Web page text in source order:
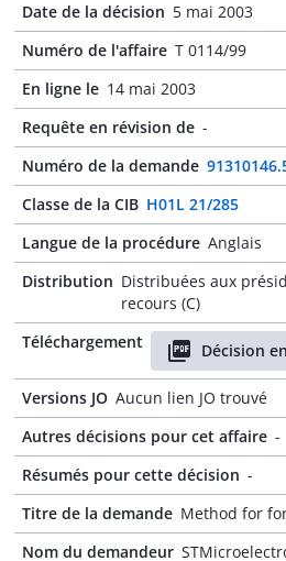
Date de la décision 5 mai 2003
Numéro de l'affaire T 0114/99
En ligne le 14 mai 2003
Requête en révision de -
Numéro de la demande
Classe de la CIB H01L 21/285
Langue de la procédure Anglais
Distribution Distribuées aux
recours (C)
Téléchargement
Décision
Versions JO Aucun lien JO trouvé
Autres décisions pour cet affaire -
Résumés pour cette décision -
Titre de la demande Method for
Nom du demandeur